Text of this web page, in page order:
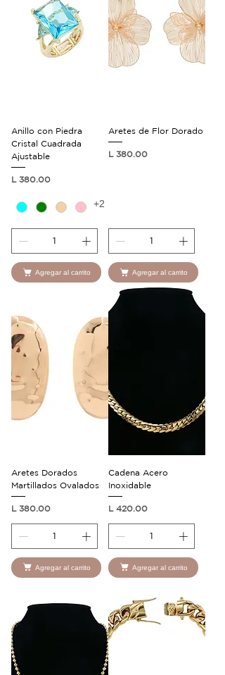
Anillo con Piedra
Cristal Cuadrada
Ajustable
Precio
L 380.00
+2
Agregar al carrito
Aretes de Flor Dorado
Precio
L 380.00
Agregar al carrito
Aretes Dorados
Martillados Ovalados
Precio
L 380.00
Agregar al carrito
Cadena Acero
Inoxidable
Precio
L 420.00
Agregar al carrito